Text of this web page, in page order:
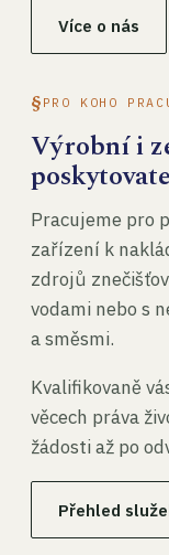
Více o nás
PRO KOHO
Výrobní i
Pracujeme pro
zařízení k
zdrojů
vodami nebo s
a směsmi.
Kvalifikovaně
věcech práva
žádosti až po
Přehled